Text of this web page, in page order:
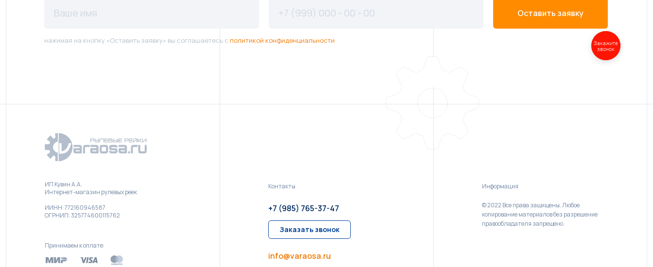
Оставить заявку
нажимая на кнопку «Оставить заявку» вы соглашаетесь с политикой конфиденциальности
Принимаем к оплате:
Контакты
ИП Кувин А.А.
Интернет-магазин рулевых реек
ИИНН: 772160946587
ОГРНИП: 325774600115762
© 2022 Все права защищены. Любое
копирование материалов без разрешение
правообладателя запрещено.
Информация
info@varaosa.ru
+7 (985) 765-37-47
Заказать звонок
Закажите
звонок